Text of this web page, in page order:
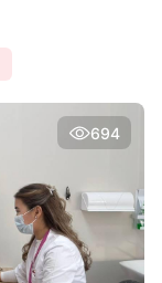
694